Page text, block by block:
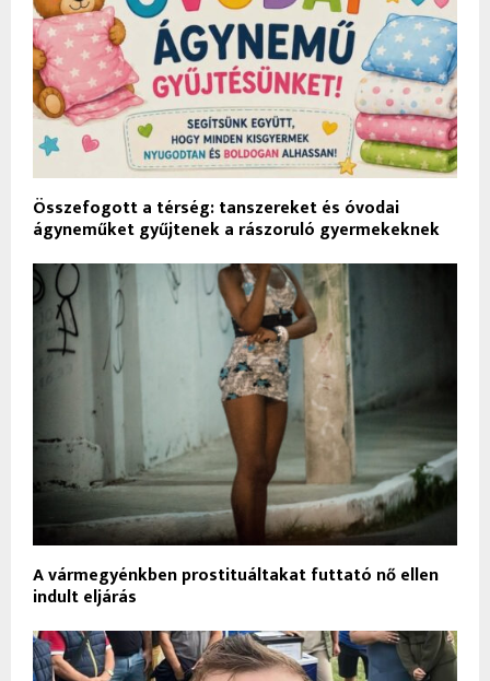
Összefogott a térség: tanszereket és óvodai
ágyneműket gyűjtenek a rászoruló gyermekeknek
A vármegyénkben prostituáltakat futtató nő ellen
indult eljárás